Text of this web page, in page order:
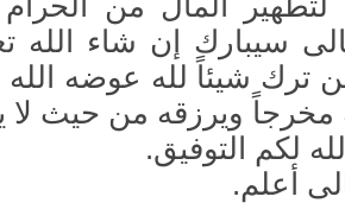
سيبارك إن شاء الله
ترك شيئاً لله عوضه الله
مخرجاً ويرزقه من حيث
لكم التوفيق.
أعلم.